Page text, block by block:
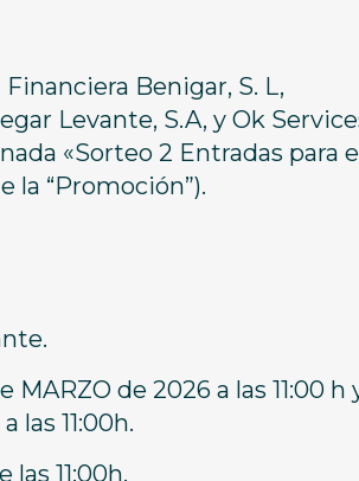
Benigar, S. L,
Levante, S.A, y Ok
«Sorteo 2 Entradas para
la “Promoción”).
de 2026 a las 11:00 h
las 11:00h.
11:00h.